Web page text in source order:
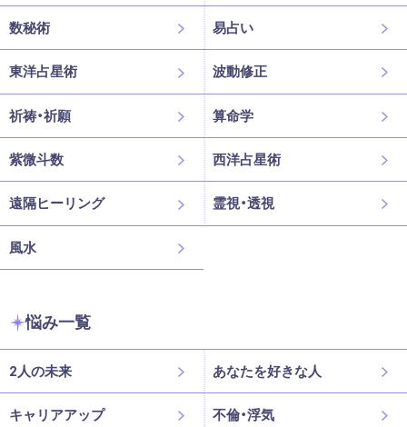
数秘術 易占い
東洋占星術 波動修正
祈祷・祈願 算命学
紫微斗数 西洋占星術
遠隔ヒーリング 霊視・透視
風水
悩み一覧
2人の未来 あなたを好きな人
キャリアアップ 不倫・浮気